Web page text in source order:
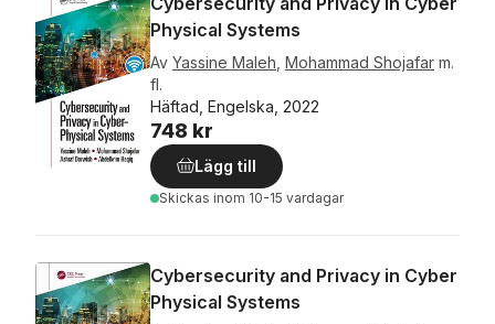
Physical Systems
Av Yassine Maleh Mohammad Shojafar m.
fl.
Häftad, Engelska, 2022
748 kr
Lägg till
Skickas inom 10-15 vardagar
Cybersecurity and Privacy in Cyber
Physical Systems